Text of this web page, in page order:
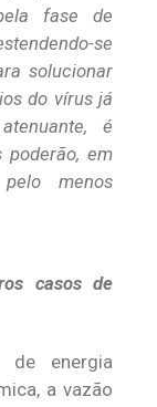
fase de
se
solucionar
do vírus já
é
poderão, em
menos
casos de
de energia
a vazão